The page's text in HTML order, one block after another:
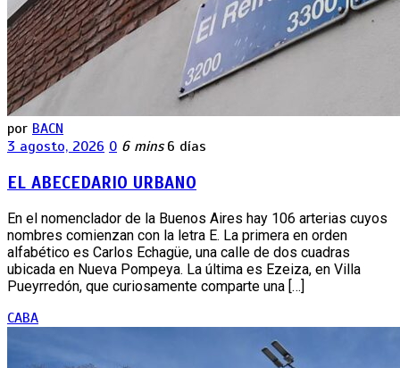
por BACN
3 agosto, 2026 0 6 mins 6 días
EL ABECEDARIO URBANO
En el nomenclador de la Buenos Aires hay 106 arterias cuyos
nombres comienzan con la letra E. La primera en orden
alfabético es Carlos Echagüe, una calle de dos cuadras
ubicada en Nueva Pompeya. La última es Ezeiza, en Villa
Pueyrredón, que curiosamente comparte una […]
CABA